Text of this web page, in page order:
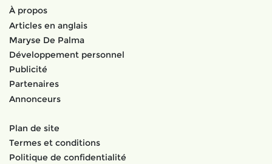
À propos
Articles en anglais
Maryse De Palma
Développement personnel
Publicité
Partenaires
Annonceurs
Plan de site
Termes et conditions
Politique de confidentialité